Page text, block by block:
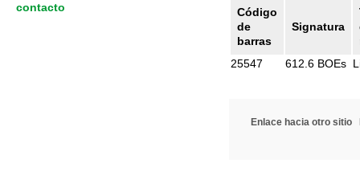
Código
de
barras
Signatura
25547
612.6 BOEs
Enlace hacia otro sitio
contacto